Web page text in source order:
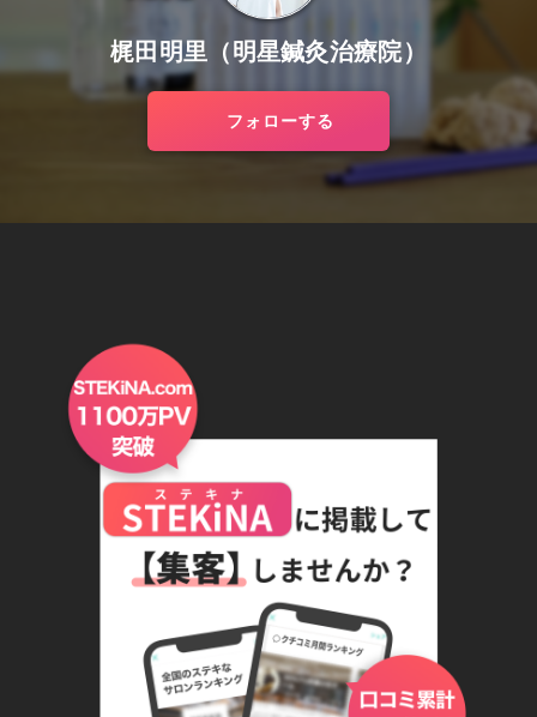
梶田明里（明星鍼灸治療院）
フォローする